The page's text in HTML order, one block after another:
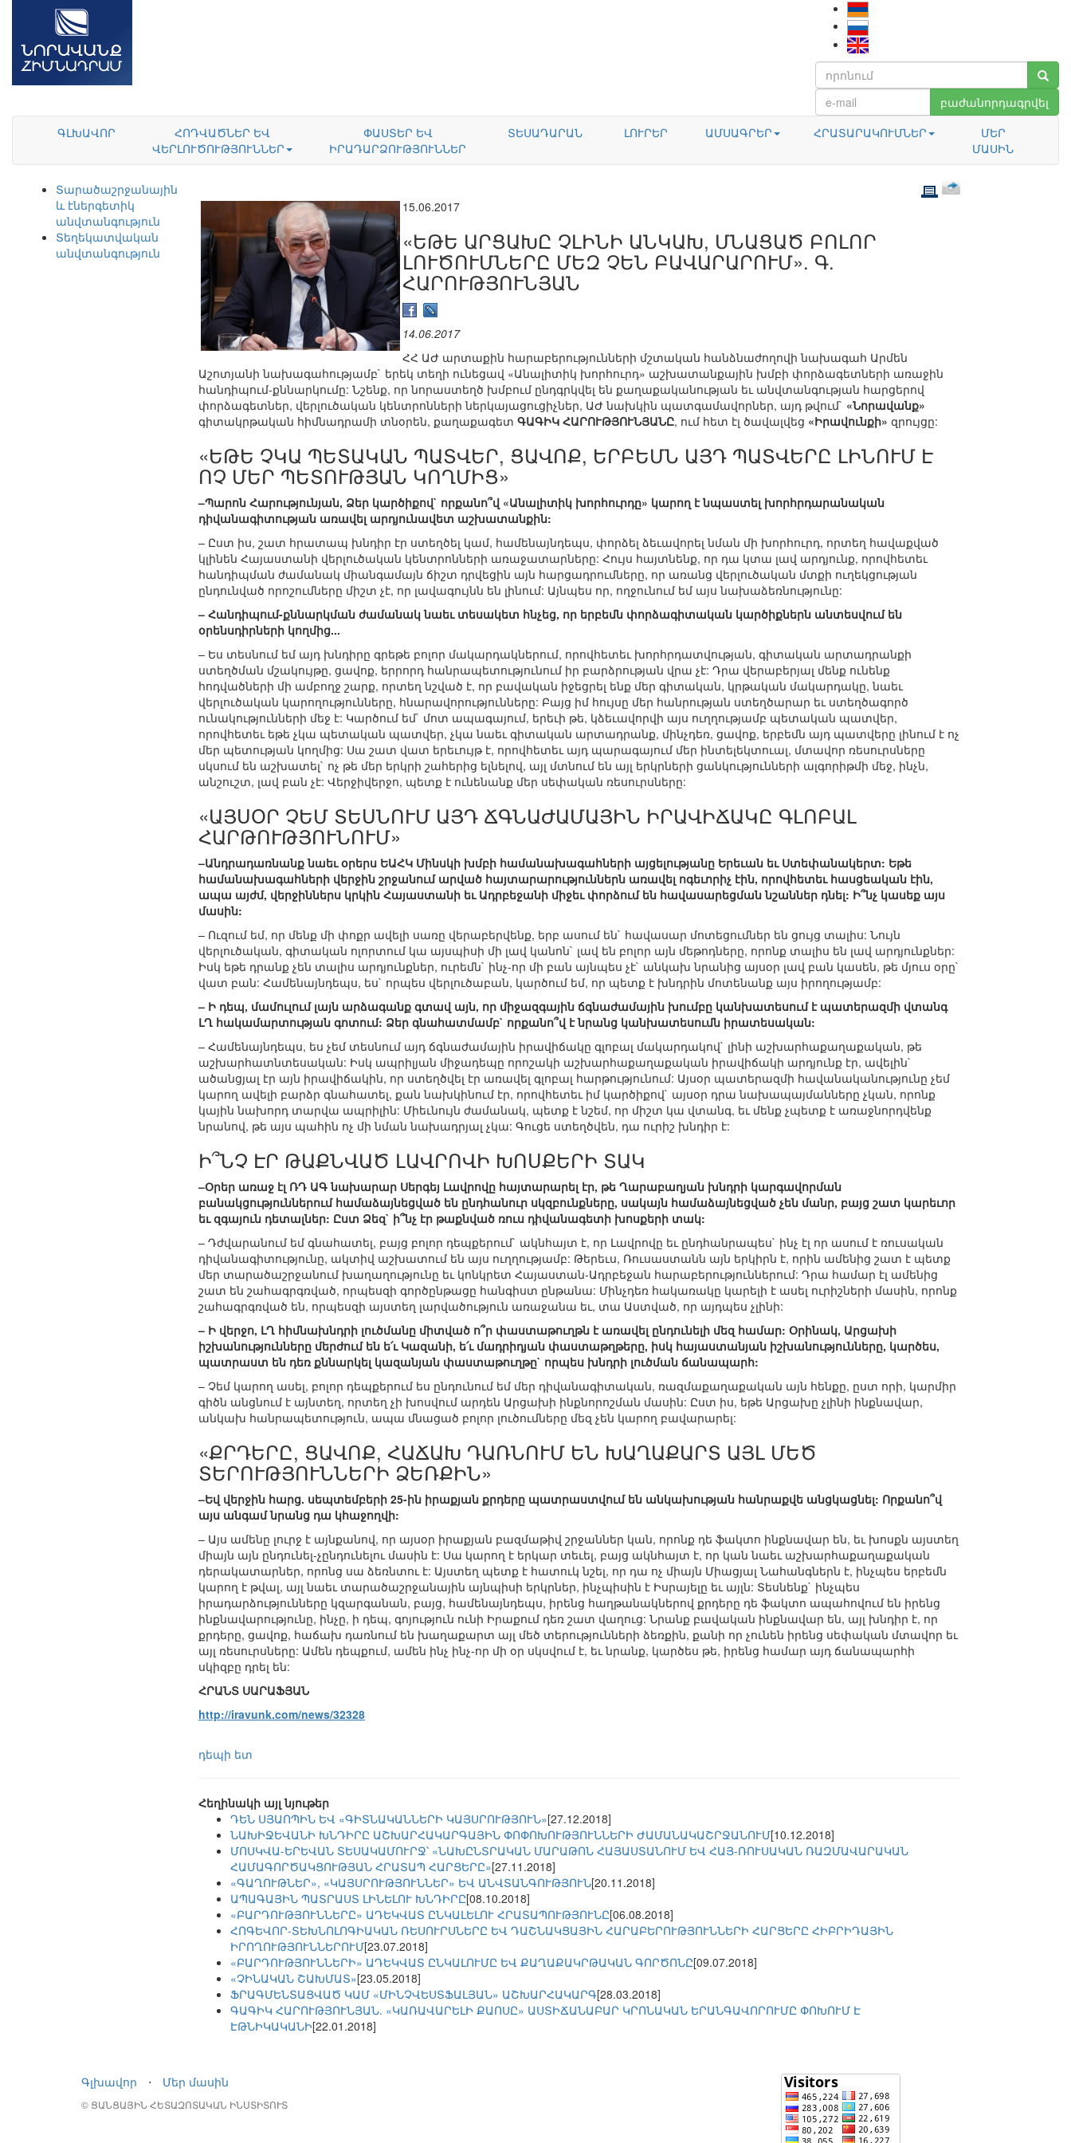
բաժանորդագրվել
ԳԼԽԱՎՈՐ
ՀՈԴՎԱԾՆԵՐ ԵՎ
ՎԵՐԼՈՒԾՈՒԹՅՈՒՆՆԵՐ
ՓԱՍՏԵՐ ԵՎ
ԻՐԱԴԱՐՁՈՒԹՅՈՒՆՆԵՐ
ՏԵՍԱԴԱՐԱՆ ԼՈՒՐԵՐ ԱՄՍԱԳՐԵՐ ՀՐԱՏԱՐԱԿՈՒՄՆԵՐ
ՄԵՐ
ՄԱՍԻՆ
Տարածաշրջանային
և էներգետիկ
անվտանգություն
Տեղեկատվական
անվտանգություն
15.06.2017
«ԵԹԵ ԱՐՑԱԽԸ ՉԼԻՆԻ ԱՆԿԱԽ, ՄՆԱՑԱԾ ԲՈԼՈՐ
ԼՈՒԾՈՒՄՆԵՐԸ ՄԵԶ ՉԵՆ ԲԱՎԱՐԱՐՈՒՄ». Գ.
ՀԱՐՈՒԹՅՈՒՆՅԱՆ
14.06.2017
ՀՀ ԱԺ արտաքին հարաբերությունների մշտական հանձնաժողովի նախագահ Արմեն
Աշոտյանի նախագահությամբ` երեկ տեղի ունեցավ «Անալիտիկ խորհուրդ» աշխատանքային խմբի փորձագետների առաջին
հանդիպում-քննարկումը: Նշենք, որ նորաստեղծ խմբում ընդգրկվել են քաղաքականության եւ անվտանգության հարցերով
փորձագետներ, վերլուծական կենտրոնների ներկայացուցիչներ, ԱԺ նախկին պատգամավորներ, այդ թվում` «Նորավանք»
գիտակրթական հիմնադրամի տնօրեն, քաղաքագետ ԳԱԳԻԿ ՀԱՐՈՒԹՅՈՒՆՅԱՆԸ, ում հետ էլ ծավալվեց «Իրավունքի» զրույցը:
«ԵԹԵ ՉԿԱ ՊԵՏԱԿԱՆ ՊԱՏՎԵՐ, ՑԱՎՈՔ, ԵՐԲԵՄՆ ԱՅԴ ՊԱՏՎԵՐԸ ԼԻՆՈՒՄ Է
ՈՉ ՄԵՐ ՊԵՏՈՒԹՅԱՆ ԿՈՂՄԻՑ»
–Պարոն Հարությունյան, Ձեր կարծիքով` որքանո՞վ «Անալիտիկ խորհուրդը» կարող է նպաստել խորհրդարանական
դիվանագիտության առավել արդյունավետ աշխատանքին:
– Ըստ իս, շատ հրատապ խնդիր էր ստեղծել կամ, համենայնդեպս, փորձել ձեւավորել նման մի խորհուրդ, որտեղ հավաքված
կլինեն Հայաստանի վերլուծական կենտրոնների առաջատարները: Հույս հայտնենք, որ դա կտա լավ արդյունք, որովհետեւ
հանդիպման ժամանակ միանգամայն ճիշտ դրվեցին այն հարցադրումները, որ առանց վերլուծական մտքի ուղեկցության
ընդունված որոշումները միշտ չէ, որ լավագույնն են լինում: Այնպես որ, ողջունում եմ այս նախաձեռնությունը:
– Հանդիպում-քննարկման ժամանակ նաեւ տեսակետ հնչեց, որ երբեմն փորձագիտական կարծիքներն անտեսվում են
օրենսդիրների կողմից...
– Ես տեսնում եմ այդ խնդիրը գրեթե բոլոր մակարդակներում, որովհետեւ խորհրդատվության, գիտական արտադրանքի
ստեղծման մշակույթը, ցավոք, երրորդ հանրապետությունում իր բարձրության վրա չէ: Դրա վերաբերյալ մենք ունենք
հոդվածների մի ամբողջ շարք, որտեղ նշված է, որ բավական իջեցրել ենք մեր գիտական, կրթական մակարդակը, նաեւ
վերլուծական կարողությունները, հնարավորությունները: Բայց իմ հույսը մեր հանրության ստեղծարար եւ ստեղծագործ
ունակությունների մեջ է: Կարծում եմ` մոտ ապագայում, երեւի թե, կձեւավորվի այս ուղղությամբ պետական պատվեր,
որովհետեւ եթե չկա պետական պատվեր, չկա նաեւ գիտական արտադրանք, մինչդեռ, ցավոք, երբեմն այդ պատվերը լինում է ոչ
մեր պետության կողմից: Սա շատ վատ երեւույթ է, որովհետեւ այդ պարագայում մեր ինտելեկտուալ, մտավոր ռեսուրսները
սկսում են աշխատել` ոչ թե մեր երկրի շահերից ելնելով, այլ մտնում են այլ երկրների ցանկությունների ալգորիթմի մեջ, ինչն,
անշուշտ, լավ բան չէ: Վերջիվերջո, պետք է ունենանք մեր սեփական ռեսուրսները:
«ԱՅՍՕՐ ՉԵՄ ՏԵՍՆՈՒՄ ԱՅԴ ՃԳՆԱԺԱՄԱՅԻՆ ԻՐԱՎԻՃԱԿԸ ԳԼՈԲԱԼ
ՀԱՐԹՈՒԹՅՈՒՆՈՒՄ»
–Անդրադառնանք նաեւ օրերս ԵԱՀԿ Մինսկի խմբի համանախագահների այցելությանը Երեւան եւ Ստեփանակերտ: Եթե
համանախագահների վերջին շրջանում արված հայտարարություններն առավել ոգեւորիչ էին, որովհետեւ հասցեական էին,
ապա այժմ, վերջիններս կրկին Հայաստանի եւ Ադրբեջանի միջեւ փորձում են հավասարեցման նշաններ դնել: Ի՞նչ կասեք այս
մասին:
– Ուզում եմ, որ մենք մի փոքր ավելի սառը վերաբերվենք, երբ ասում են` հավասար մոտեցումներ են ցույց տալիս: Նույն
վերլուծական, գիտական ոլորտում կա այսպիսի մի լավ կանոն` լավ են բոլոր այն մեթոդները, որոնք տալիս են լավ արդյունքներ:
Իսկ եթե դրանք չեն տալիս արդյունքներ, ուրեմն` ինչ-որ մի բան այնպես չէ` անկախ նրանից այսօր լավ բան կասեն, թե մյուս օրը`
վատ բան: Համենայնդեպս, ես` որպես վերլուծաբան, կարծում եմ, որ պետք է խնդրին մոտենանք այս իրողությամբ:
– Ի դեպ, մամուլում լայն արձագանք գտավ այն, որ միջազգային ճգնաժամային խումբը կանխատեսում է պատերազմի վտանգ
ԼՂ հակամարտության գոտում: Ձեր գնահատմամբ` որքանո՞վ է նրանց կանխատեսումն իրատեսական:
– Համենայնդեպս, ես չեմ տեսնում այդ ճգնաժամային իրավիճակը գլոբալ մակարդակով` լինի աշխարհաքաղաքական, թե
աշխարհատնտեսական: Իսկ ապրիլյան միջադեպը որոշակի աշխարհաքաղաքական իրավիճակի արդյունք էր, ավելին`
ածանցյալ էր այն իրավիճակին, որ ստեղծվել էր առավել գլոբալ հարթությունում: Այսօր պատերազմի հավանականությունը չեմ
կարող ավելի բարձր գնահատել, քան նախկինում էր, որովհետեւ իմ կարծիքով` այսօր դրա նախապայմանները չկան, որոնք
կային նախորդ տարվա ապրիլին: Միեւնույն ժամանակ, պետք է նշեմ, որ միշտ կա վտանգ, եւ մենք չպետք է առաջնորդվենք
նրանով, թե այս պահին ոչ մի նման նախադրյալ չկա: Գուցե ստեղծվեն, դա ուրիշ խնդիր է:
Ի՞ՆՉ ԷՐ ԹԱՔՆՎԱԾ ԼԱՎՐՈՎԻ ԽՈՍՔԵՐԻ ՏԱԿ
–Օրեր առաջ էլ ՌԴ ԱԳ նախարար Սերգեյ Լավրովը հայտարարել էր, թե Ղարաբաղյան խնդրի կարգավորման
բանակցություններում համաձայնեցված են ընդհանուր սկզբունքները, սակայն համաձայնեցված չեն մանր, բայց շատ կարեւոր
եւ զգայուն դետալներ: Ըստ Ձեզ` ի՞նչ էր թաքնված ռուս դիվանագետի խոսքերի տակ:
– Դժվարանում եմ գնահատել, բայց բոլոր դեպքերում` ակնհայտ է, որ Լավրովը եւ ընդհանրապես` ինչ էլ որ ասում է ռուսական
դիվանագիտությունը, ակտիվ աշխատում են այս ուղղությամբ: Թերեւս, Ռուսաստանն այն երկիրն է, որին ամենից շատ է պետք
մեր տարածաշրջանում խաղաղությունը եւ կոնկրետ Հայաստան-Ադրբեջան հարաբերություններում: Դրա համար էլ ամենից
շատ են շահագրգռված, որպեսզի գործընթացը հանգիստ ընթանա: Մինչդեռ հակառակը կարելի է ասել ուրիշների մասին, որոնք
շահագրգռված են, որպեսզի այստեղ լարվածություն առաջանա եւ, տա Աստված, որ այդպես չլինի:
– Ի վերջո, ԼՂ հիմնախնդրի լուծմանը միտված ո՞ր փաստաթուղթն է առավել ընդունելի մեզ համար: Օրինակ, Արցախի
իշխանությունները մերժում են ե՛ւ Կազանի, ե՛ւ մադրիդյան փաստաթղթերը, իսկ հայաստանյան իշխանությունները, կարծես,
պատրաստ են դեռ քննարկել կազանյան փաստաթուղթը` որպես խնդրի լուծման ճանապարհ:
– Չեմ կարող ասել, բոլոր դեպքերում ես ընդունում եմ մեր դիվանագիտական, ռազմաքաղաքական այն հենքը, ըստ որի, կարմիր
գիծն անցնում է այնտեղ, որտեղ չի խոսվում արդեն Արցախի ինքնորոշման մասին: Ըստ իս, եթե Արցախը չլինի ինքնավար,
անկախ հանրապետություն, ապա մնացած բոլոր լուծումները մեզ չեն կարող բավարարել:
«ՔՐԴԵՐԸ, ՑԱՎՈՔ, ՀԱՃԱԽ ԴԱՌՆՈՒՄ ԵՆ ԽԱՂԱՔԱՐՏ ԱՅԼ ՄԵԾ
ՏԵՐՈՒԹՅՈՒՆՆԵՐԻ ՁԵՌՔԻՆ»
–Եվ վերջին հարց. սեպտեմբերի 25-ին իրաքյան քրդերը պատրաստվում են անկախության հանրաքվե անցկացնել: Որքանո՞վ
այս անգամ նրանց դա կհաջողվի:
– Այս ամենը լուրջ է այնքանով, որ այսօր իրաքյան բազմաթիվ շրջաններ կան, որոնք դե ֆակտո ինքնավար են, եւ խոսքն այստեղ
միայն այն ընդունել-չընդունելու մասին է: Սա կարող է երկար տեւել, բայց ակնհայտ է, որ կան նաեւ աշխարհաքաղաքական
դերակատարներ, որոնց սա ձեռնտու է: Այստեղ պետք է հատուկ նշել, որ դա ոչ միայն Միացյալ Նահանգներն է, ինչպես երբեմն
կարող է թվալ, այլ նաեւ տարածաշրջանային այնպիսի երկրներ, ինչպիսին է Իսրայելը եւ այլն: Տեսնենք` ինչպես
իրադարձությունները կզարգանան, բայց, համենայնդեպս, իրենց հաղթանակներով քրդերը դե ֆակտո ապահովում են իրենց
ինքնավարությունը, ինչը, ի դեպ, գոյություն ունի Իրաքում դեռ շատ վաղուց: Նրանք բավական ինքնավար են, այլ խնդիր է, որ
քրդերը, ցավոք, հաճախ դառնում են խաղաքարտ այլ մեծ տերությունների ձեռքին, քանի որ չունեն իրենց սեփական մտավոր եւ
այլ ռեսուրսները: Ամեն դեպքում, ամեն ինչ ինչ-որ մի օր սկսվում է, եւ նրանք, կարծես թե, իրենց համար այդ ճանապարհի
սկիզբը դրել են:
ՀՐԱՆՏ ՍԱՐԱՖՅԱՆ
http://iravunk.com/news/32328
դեպի ետ
Հեղինակի այլ նյութեր
ԴԵՆ ՍՅԱՈՊԻՆ ԵՎ «ԳԻՏՆԱԿԱՆՆԵՐԻ ԿԱՅՍՐՈՒԹՅՈՒՆ»[27.12.2018]
ՆԱԽԻՋԵՎԱՆԻ ԽՆԴԻՐԸ ԱՇԽԱՐՀԱԿԱՐԳԱՅԻՆ ՓՈՓՈԽՈՒԹՅՈՒՆՆԵՐԻ ԺԱՄԱՆԱԿԱՇՐՋԱՆՈՒՄ[10.12.2018]
ՄՈՍԿՎԱ-ԵՐԵՎԱՆ ՏԵՍԱԿԱՄՈՒՐՋ՝ «ՆԱԽԸՆՏՐԱԿԱՆ ՄԱՐԱԹՈՆ ՀԱՅԱՍՏԱՆՈՒՄ ԵՎ ՀԱՅ-ՌՈՒՍԱԿԱՆ ՌԱԶՄԱՎԱՐԱԿԱՆ
ՀԱՄԱԳՈՐԾԱԿՑՈՒԹՅԱՆ ՀՐԱՏԱՊ ՀԱՐՑԵՐԸ»[27.11.2018]
«ԳԱՂՈՒԹՆԵՐ», «ԿԱՅՍՐՈՒԹՅՈՒՆՆԵՐ» ԵՎ ԱՆՎՏԱՆԳՈՒԹՅՈՒՆ[20.11.2018]
ԱՊԱԳԱՅԻՆ ՊԱՏՐԱՍՏ ԼԻՆԵԼՈՒ ԽՆԴԻՐԸ[08.10.2018]
«ԲԱՐԴՈՒԹՅՈՒՆՆԵՐԸ» ԱԴԵԿՎԱՏ ԸՆԿԱԼԵԼՈՒ ՀՐԱՏԱՊՈՒԹՅՈՒՆԸ[06.08.2018]
ՀՈԳԵՎՈՐ-ՏԵԽՆՈԼՈԳԻԱԿԱՆ ՌԵՍՈՒՐՍՆԵՐԸ ԵՎ ԴԱՇՆԱԿՑԱՅԻՆ ՀԱՐԱԲԵՐՈՒԹՅՈՒՆՆԵՐԻ ՀԱՐՑԵՐԸ ՀԻԲՐԻԴԱՅԻՆ
ԻՐՈՂՈՒԹՅՈՒՆՆԵՐՈՒՄ[23.07.2018]
«ԲԱՐԴՈՒԹՅՈՒՆՆԵՐԻ» ԱԴԵԿՎԱՏ ԸՆԿԱԼՈՒՄԸ ԵՎ ՔԱՂԱՔԱԿՐԹԱԿԱՆ ԳՈՐԾՈՆԸ[09.07.2018]
«ՉԻՆԱԿԱՆ ՇԱԽՄԱՏ»[23.05.2018]
ՖՐԱԳՄԵՆՏԱՑՎԱԾ ԿԱՄ «ՄԻՆՉՎԵՍՏՖԱԼՅԱՆ» ԱՇԽԱՐՀԱԿԱՐԳ[28.03.2018]
ԳԱԳԻԿ ՀԱՐՈՒԹՅՈՒՆՅԱՆ. «ԿԱՌԱՎԱՐԵԼԻ ՔԱՈՍԸ» ԱՍՏԻՃԱՆԱԲԱՐ ԿՐՈՆԱԿԱՆ ԵՐԱՆԳԱՎՈՐՈՒՄԸ ՓՈԽՈՒՄ Է
ԷԹՆԻԿԱԿԱՆԻ[22.01.2018]
Գլխավոր ⋅ Մեր մասին
© ՑԱՆՑԱՅԻՆ ՀԵՏԱԶՈՏԱԿԱՆ ԻՆՍՏԻՏՈՒՏ